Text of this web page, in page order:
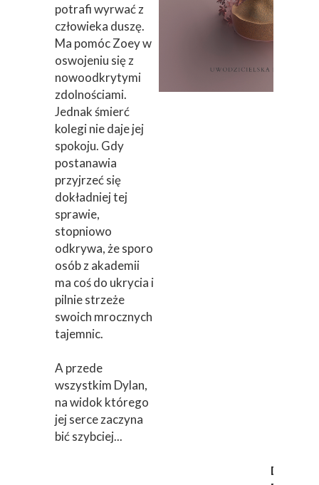
potrafi wyrwać z
człowieka duszę.
Ma pomóc Zoey w
oswojeniu się z
nowoodkrytymi
zdolnościami.
Jednak śmierć
kolegi nie daje jej
spokoju. Gdy
postanawia
przyjrzeć się
dokładniej tej
sprawie,
stopniowo
odkrywa, że sporo
osób z akademii
ma coś do ukrycia i
pilnie strzeże
swoich mrocznych
tajemnic.
A przede
wszystkim Dylan,
na widok którego
jej serce zaczyna
bić szybciej...
Desire